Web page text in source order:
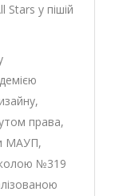
Stars у пішій
права,
МАУП,
№319